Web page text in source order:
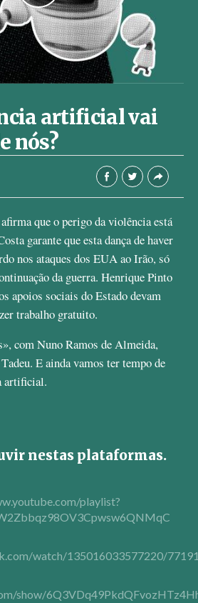
artificial vai
nós?
que o perigo da violência está
garante que esta dança de haver
nos ataques dos EUA ao Irão, só
da guerra. Henrique Pinto
apoios sociais do Estado devam
trabalho gratuito.
com Nuno Ramos de Almeida,
E ainda vamos ter tempo de
artificial.
nestas plataformas.
playlist?
watch/135016033577220/
show/